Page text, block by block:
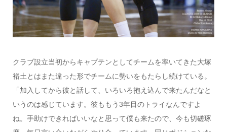
クラブ設立当初からキャプテンとしてチームを率いてきた大塚
裕土とはまた違った形でチームに勢いをもたらし続けている。
「加入してから彼と話して、いろいろ抱え込んで来たんだなと
いうのは感じています。彼ももう3年目のトライなんですよ
ね。手助けできればいいなと思って僕も来たので、今も切磋琢